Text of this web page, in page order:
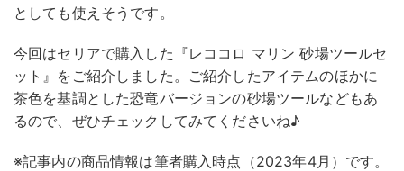
としても使えそうです。
今回はセリアで購入した『レココロ マリン 砂場ツールセ
ット』をご紹介しました。ご紹介したアイテムのほかに
茶色を基調とした恐竜バージョンの砂場ツールなどもあ
るので、ぜひチェックしてみてくださいね♪
※記事内の商品情報は筆者購入時点（2023年4月）です。